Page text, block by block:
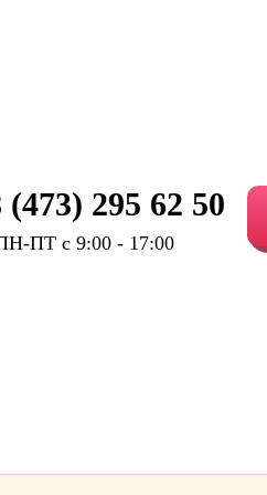
(473) 295 62 50
ПТ с 9:00 - 17:00